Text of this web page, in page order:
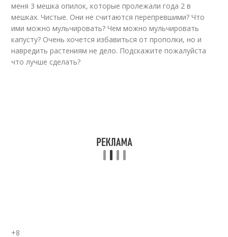
меня 3 мешка опилок, которые пролежали года 2 в
мешках. Чистые. Они не считаются перепревшими? Что
ими можно мульчировать? Чем можно мульчировать
капусту? Очень хочется избавиться от прополки, но и
навредить растениям не дело. Подскажите пожалуйста
что лучше сделать?
+8